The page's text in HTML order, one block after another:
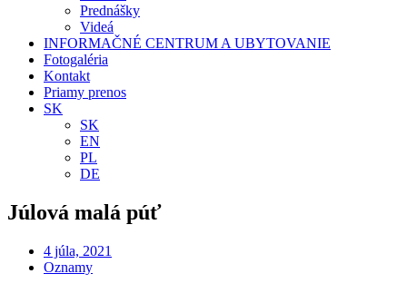
Prednášky
Videá
INFORMAČNÉ CENTRUM A UBYTOVANIE
Fotogaléria
Kontakt
Priamy prenos
SK
SK
EN
PL
DE
Júlová malá púť
4 júla, 2021
Oznamy